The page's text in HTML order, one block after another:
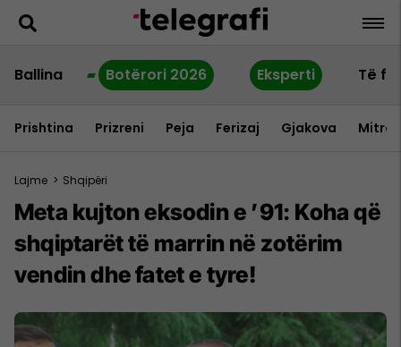
Ballina Botërori 2026 Eksperti Të
Prishtina Prizreni Peja Ferizaj Gjakova
Lajme > Shqipëri
Meta kujton eksodin e ’91: Koha që
shqiptarët të marrin në zotërim
vendin dhe fatet e tyre!